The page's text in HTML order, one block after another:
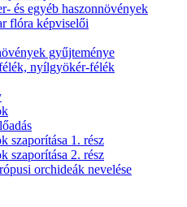
és egyéb haszonnövények
flóra képviselői
gyűjteménye
nyílgyökér-félék
szaporítása 1. rész
szaporítása 2. rész
orchideák nevelése